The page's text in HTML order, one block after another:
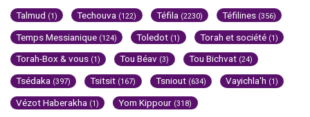
Talmud (1) Techouva (122) Téfila (2230) Téfilines (356)
Temps Messianique (124) Toledot (1) Torah et société (1)
Torah-Box & vous (1) Tou Béav (3) Tou Bichvat (24)
Tsédaka (397) Tsitsit (167) Tsniout (634) Vayichla'h (1)
Vézot Haberakha (1) Yom Kippour (318)